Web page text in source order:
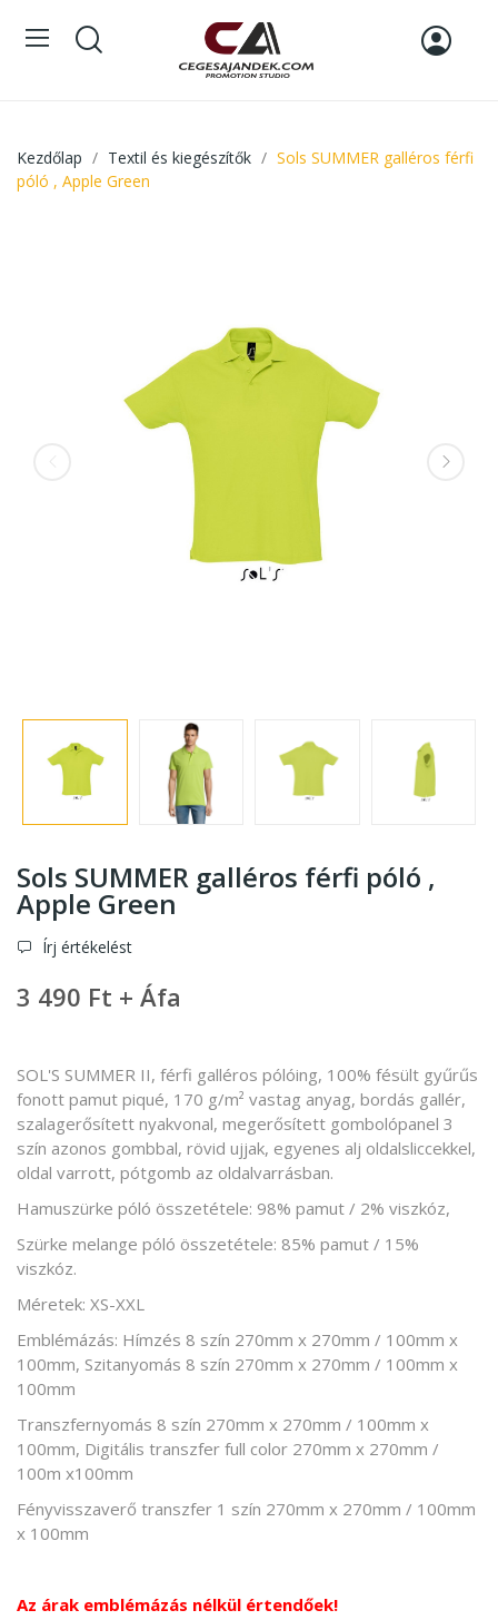
Kezdőlap Textil és kiegészítők
Sols SUMMER galléros férfi
póló , Apple Green
Sols SUMMER galléros férfi póló ,
Apple Green
Írj értékelést
3 490 Ft + Áfa
SOL'S SUMMER II, férfi galléros pólóing, 100% fésült gyűrűs
fonott pamut piqué, 170 g/m² vastag anyag, bordás gallér,
szalagerősített nyakvonal, megerősített gombolópanel 3
szín azonos gombbal, rövid ujjak, egyenes alj oldalsliccekkel,
oldal varrott, pótgomb az oldalvarrásban.
Hamuszürke póló összetétele: 98% pamut / 2% viszkóz,
Szürke melange póló összetétele: 85% pamut / 15%
viszkóz.
Méretek: XS-XXL
Emblémázás: Hímzés 8 szín 270mm x 270mm / 100mm x
100mm, Szitanyomás 8 szín 270mm x 270mm / 100mm x
100mm
Transzfernyomás 8 szín 270mm x 270mm / 100mm x
100mm, Digitális transzfer full color 270mm x 270mm /
100m x100mm
Fényvisszaverő transzfer 1 szín 270mm x 270mm / 100mm
x 100mm
Az árak emblémázás nélkül értendőek!